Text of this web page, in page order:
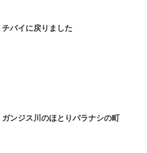
チバイに戻りました
ガンジス川のほとりバラナシの町